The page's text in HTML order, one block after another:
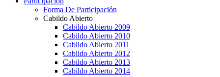
Forma De Participación
Cabildo Abierto
Cabildo Abierto 2009
Cabildo Abierto 2010
Cabildo Abierto 2011
Cabildo Abierto 2012
Cabildo Abierto 2013
Cabildo Abierto 2014